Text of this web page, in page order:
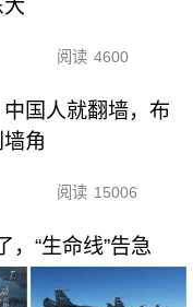
阅读 4600
国人就翻墙，布
角
阅读 15006
“生命线”告急